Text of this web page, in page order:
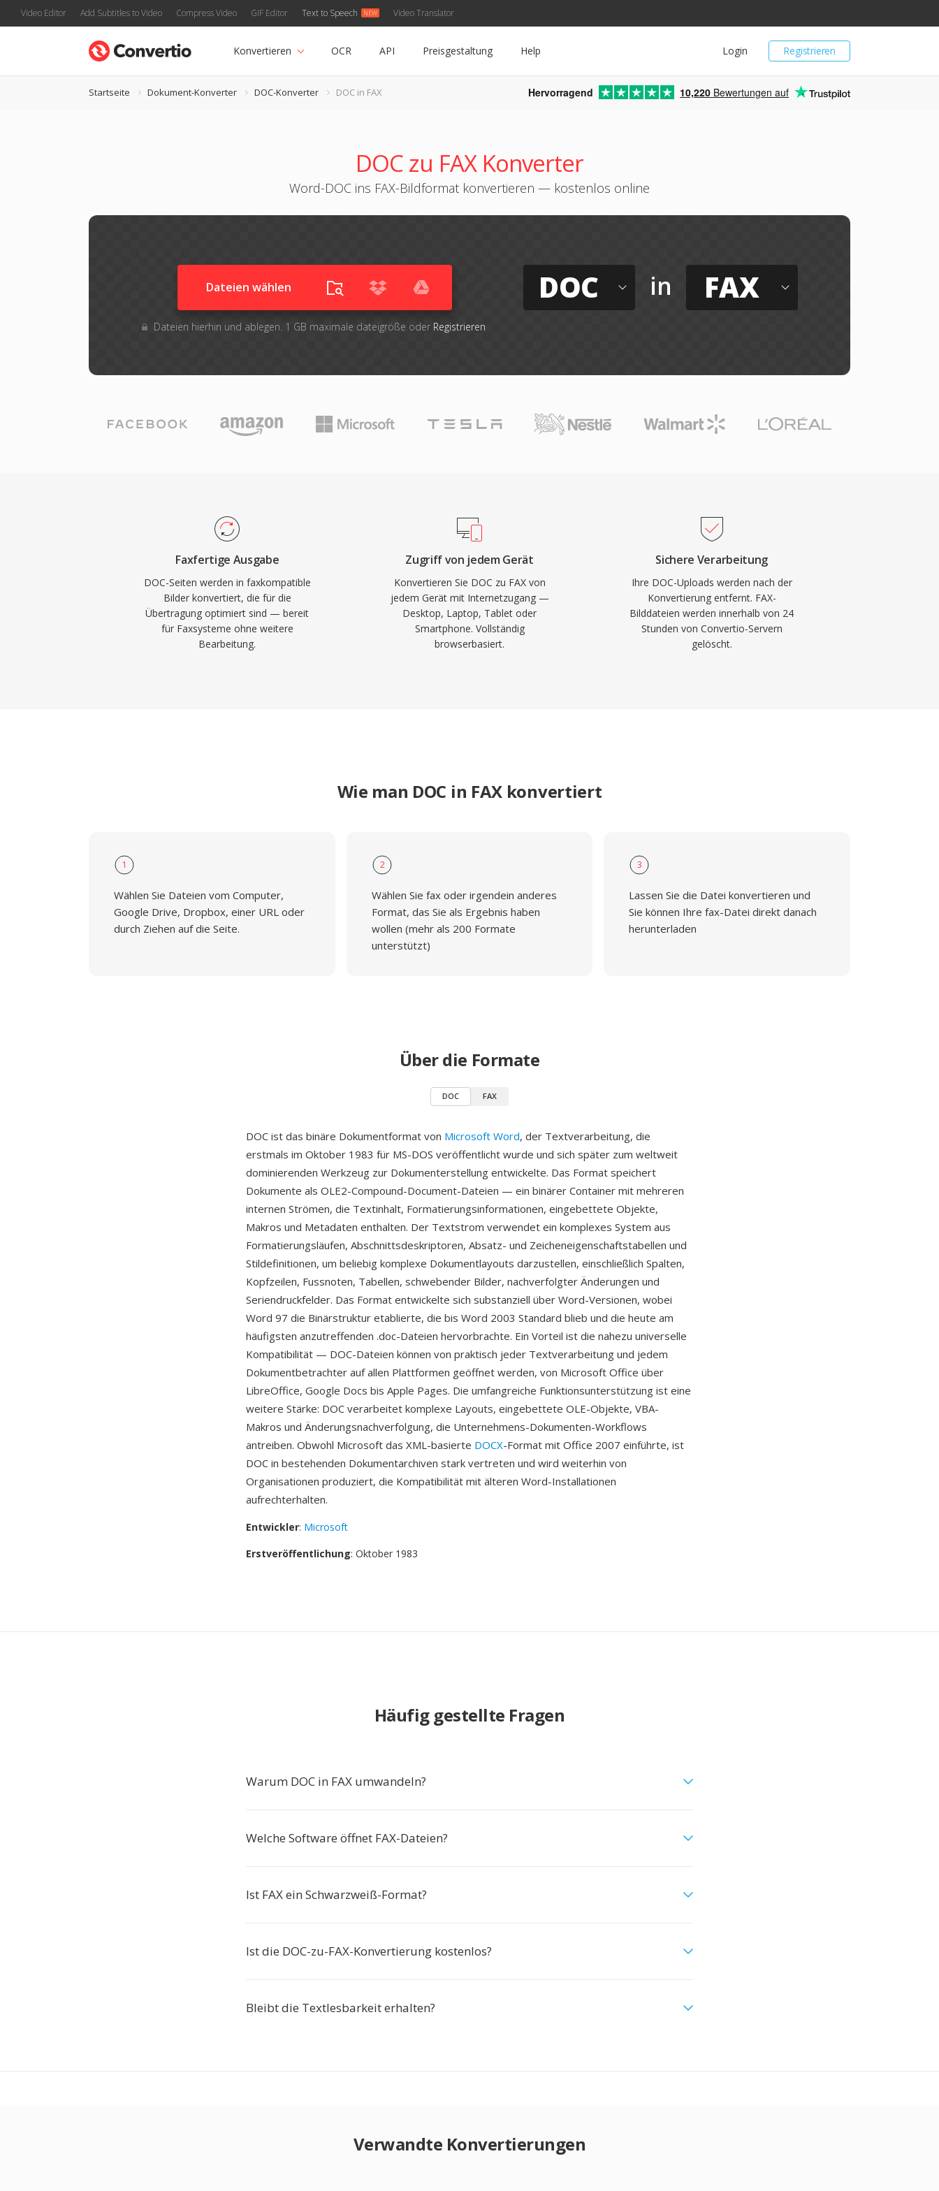
Video Editor Add Subtitles to Video Compress Video GIF Editor Text to Speech Video Translator
Registrieren
Login
Konvertieren OCR API Preisgestaltung Help
Startseite Dokument-Konverter DOC-Konverter DOC in FAX Hervorragend 10,220 Bewertungen auf
DOC zu FAX Konverter
Word-DOC ins FAX-Bildformat konvertieren — kostenlos online
Dateien wählen
Dateien hierhin und ablegen. 1 GB maximale dateigröße oder Registrieren
DOC in FAX
Faxfertige Ausgabe
DOC-Seiten werden in faxkompatible
Bilder konvertiert, die für die
Übertragung optimiert sind — bereit
für Faxsysteme ohne weitere
Bearbeitung.
Zugriff von jedem Gerät
Konvertieren Sie DOC zu FAX von
jedem Gerät mit Internetzugang —
Desktop, Laptop, Tablet oder
Smartphone. Vollständig
browserbasiert.
Sichere Verarbeitung
Ihre DOC-Uploads werden nach der
Konvertierung entfernt. FAX-
Bilddateien werden innerhalb von 24
Stunden von Convertio-Servern
gelöscht.
Wie man DOC in FAX konvertiert
1
Wählen Sie Dateien vom Computer,
Google Drive, Dropbox, einer URL oder
durch Ziehen auf die Seite.
2
Wählen Sie fax oder irgendein anderes
Format, das Sie als Ergebnis haben
wollen (mehr als 200 Formate
unterstützt)
3
Lassen Sie die Datei konvertieren und
Sie können Ihre fax-Datei direkt danach
herunterladen
Über die Formate
DOC FAX
DOC ist das binäre Dokumentformat von Microsoft Word, der Textverarbeitung, die
erstmals im Oktober 1983 für MS-DOS veröffentlicht wurde und sich später zum weltweit
dominierenden Werkzeug zur Dokumenterstellung entwickelte. Das Format speichert
Dokumente als OLE2-Compound-Document-Dateien — ein binärer Container mit mehreren
internen Strömen, die Textinhalt, Formatierungsinformationen, eingebettete Objekte,
Makros und Metadaten enthalten. Der Textstrom verwendet ein komplexes System aus
Formatierungsläufen, Abschnittsdeskriptoren, Absatz- und Zeicheneigenschaftstabellen und
Stildefinitionen, um beliebig komplexe Dokumentlayouts darzustellen, einschließlich Spalten,
Kopfzeilen, Fussnoten, Tabellen, schwebender Bilder, nachverfolgter Änderungen und
Seriendruckfelder. Das Format entwickelte sich substanziell über Word-Versionen, wobei
Word 97 die Binärstruktur etablierte, die bis Word 2003 Standard blieb und die heute am
häufigsten anzutreffenden .doc-Dateien hervorbrachte. Ein Vorteil ist die nahezu universelle
Kompatibilität — DOC-Dateien können von praktisch jeder Textverarbeitung und jedem
Dokumentbetrachter auf allen Plattformen geöffnet werden, von Microsoft Office über
LibreOffice, Google Docs bis Apple Pages. Die umfangreiche Funktionsunterstützung ist eine
weitere Stärke: DOC verarbeitet komplexe Layouts, eingebettete OLE-Objekte, VBA-
Makros und Änderungsnachverfolgung, die Unternehmens-Dokumenten-Workflows
antreiben. Obwohl Microsoft das XML-basierte DOCX-Format mit Office 2007 einführte, ist
DOC in bestehenden Dokumentarchiven stark vertreten und wird weiterhin von
Organisationen produziert, die Kompatibilität mit älteren Word-Installationen
aufrechterhalten.
Entwickler: Microsoft
Erstveröffentlichung: Oktober 1983
Häufig gestellte Fragen
Warum DOC in FAX umwandeln?
Welche Software öffnet FAX-Dateien?
Ist FAX ein Schwarzweiß-Format?
Ist die DOC-zu-FAX-Konvertierung kostenlos?
Bleibt die Textlesbarkeit erhalten?
Verwandte Konvertierungen